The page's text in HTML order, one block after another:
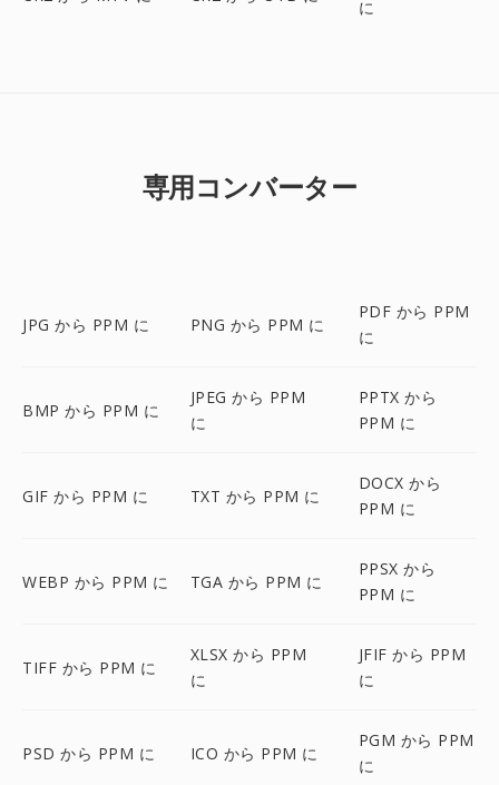
に
専用コンバーター
JPG から PPM に PNG から PPM に
PDF から PPM
に
BMP から PPM に
JPEG から PPM
に
PPTX から
PPM に
GIF から PPM に TXT から PPM に
DOCX から
PPM に
WEBP から PPM に TGA から PPM に
PPSX から
PPM に
TIFF から PPM に
XLSX から PPM
に
JFIF から PPM
に
PSD から PPM に ICO から PPM に
PGM から PPM
に